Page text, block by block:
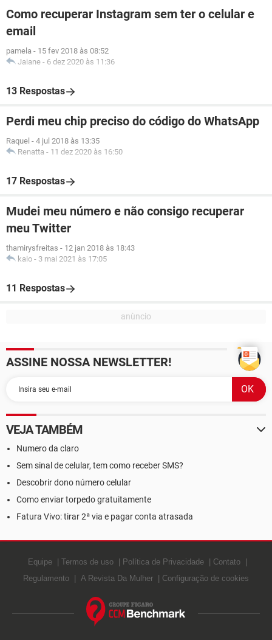
Como recuperar Instagram sem ter o celular e
email
pamela - 15 fev 2018 às 08:52
Jaiane - 6 dez 2020 às 11:36
13 Respostas
Perdi meu chip preciso do código do WhatsApp
Raquel - 4 jul 2018 às 13:35
Renatta - 11 dez 2020 às 16:50
17 Respostas
Mudei meu número e não consigo recuperar
meu Twitter
thamirysfreitas - 12 jan 2018 às 18:43
kaio - 3 mai 2021 às 17:05
11 Respostas
ASSINE NOSSA NEWSLETTER!
VEJA TAMBÉM
Numero da claro
Sem sinal de celular, tem como receber SMS?
Descobrir dono número celular
Como enviar torpedo gratuitamente
Fatura Vivo: tirar 2ª via e pagar conta atrasada
Equipe Termos de uso Política de Privacidade
Contato
Regulamento
A Revista Da Mulher Configuração de cookies